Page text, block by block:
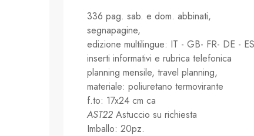
336 pag. sab. e dom. abbinati,
segnapagine,
edizione multilingue: IT - GB- FR- DE -
inserti informativi e rubrica telefonica
planning mensile, travel planning,
materiale: poliuretano termovirante
f.to: 17x24 cm ca
AST22 Astuccio su richiesta
Imballo: 20pz.